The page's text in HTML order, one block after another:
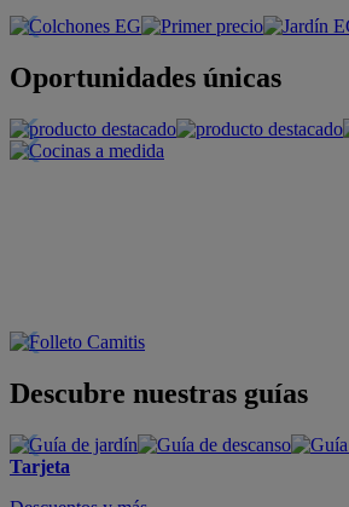
Oportunidades únicas
Descubre nuestras guías
Tarjeta